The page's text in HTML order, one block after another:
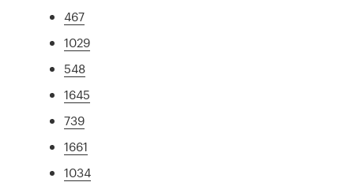
467
1029
548
1645
739
1661
1034